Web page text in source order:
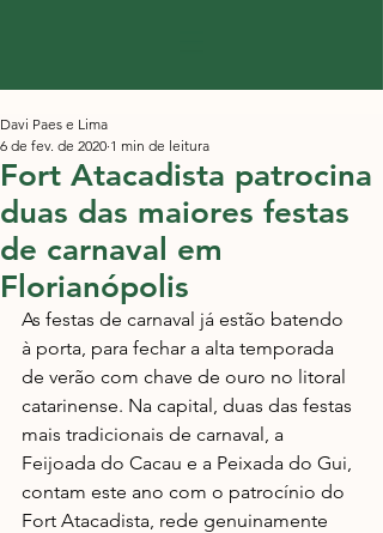
Fort Atacadista patrocina
duas das maiores festas
de carnaval em
Florianópolis
Davi Paes e Lima
6 de fev. de 2020 1 min de leitura
As festas de carnaval já estão batendo
à porta, para fechar a alta temporada
de verão com chave de ouro no litoral
catarinense. Na capital, duas das festas
mais tradicionais de carnaval, a
Feijoada do Cacau e a Peixada do Gui,
contam este ano com o patrocínio do
Fort Atacadista, rede genuinamente